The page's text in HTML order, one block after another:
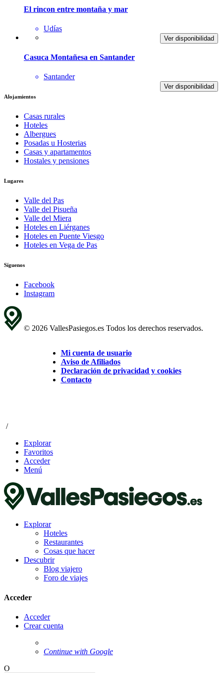
El rincon entre montaña y mar
Udías
Ver disponibilidad
Casuca Montañesa en Santander
Santander
Ver disponibilidad
Alojamientos
Casas rurales
Hoteles
Albergues
Posadas u Hosterias
Casas y apartamentos
Hostales y pensiones
Lugares
Valle del Pas
Valle del Pisueña
Valle del Miera
Hoteles en Liérganes
Hoteles en Puente Viesgo
Hoteles en Vega de Pas
Síguenos
Facebook
Instagram
© 2026 VallesPasiegos.es Todos los derechos reservados.
Mi cuenta de usuario
Aviso de Afiliados
Declaración de privacidad y cookies
Contacto
/
Explorar
Favoritos
Acceder
Menú
Explorar
Hoteles
Restaurantes
Cosas que hacer
Descubrir
Blog viajero
Foro de viajes
Acceder
Acceder
Crear cuenta
Continue with Google
O